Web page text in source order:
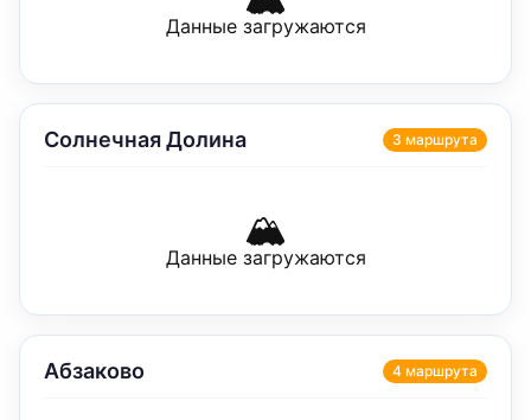
Данные загружаются
Солнечная Долина 3 маршрута
🏔️
Данные загружаются
Абзаково 4 маршрута